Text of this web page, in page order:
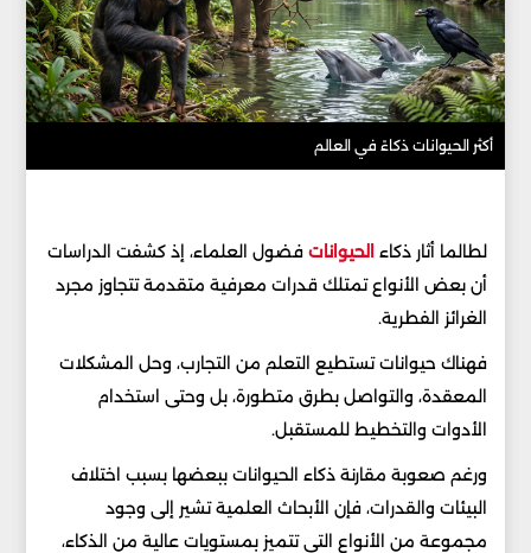
أكثر الحيوانات ذكاءً في العالم
لطالما أثار ذكاء الحيوانات فضول العلماء، إذ كشفت الدراسات
أن بعض الأنواع تمتلك قدرات معرفية متقدمة تتجاوز مجرد
الغرائز الفطرية.
فهناك حيوانات تستطيع التعلم من التجارب، وحل المشكلات
المعقدة، والتواصل بطرق متطورة، بل وحتى استخدام
الأدوات والتخطيط للمستقبل.
ورغم صعوبة مقارنة ذكاء الحيوانات ببعضها بسبب اختلاف
البيئات والقدرات، فإن الأبحاث العلمية تشير إلى وجود
مجموعة من الأنواع التي تتميز بمستويات عالية من الذكاء،